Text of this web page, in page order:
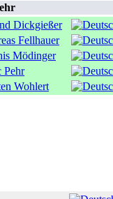
Dickgießer
Fellhauer
Mödinger
Pehr
Wohlert